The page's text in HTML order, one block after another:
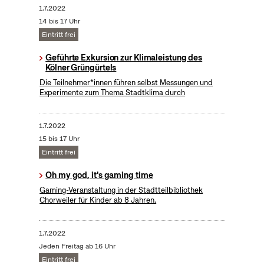
1.7.2022
14 bis 17 Uhr
Eintritt frei
Geführte Exkursion zur Klimaleistung des
Kölner Grüngürtels
Die Teilnehmer*innen führen selbst Messungen und
Experimente zum Thema Stadtklima durch
1.7.2022
15 bis 17 Uhr
Eintritt frei
Oh my god, it's gaming time
Gaming-Veranstaltung in der Stadtteilbibliothek
Chorweiler für Kinder ab 8 Jahren.
1.7.2022
Jeden Freitag ab 16 Uhr
Eintritt frei